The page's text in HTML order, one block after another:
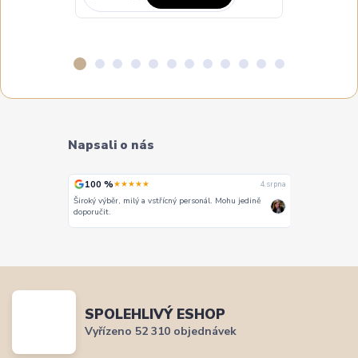
Napsali o nás
100 %★★★★★ 4. srpna
Široký výběr, milý a vstřícný personál. Mohu jedině
doporučit.
SPOLEHLIVÝ ESHOP
Vyřízeno 52 310 objednávek